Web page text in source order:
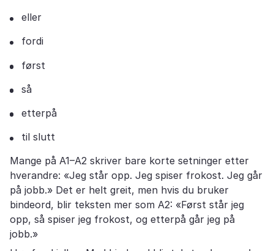
eller
fordi
først
så
etterpå
til slutt
Mange på A1–A2 skriver bare korte setninger etter
hverandre: «Jeg står opp. Jeg spiser frokost. Jeg går
på jobb.» Det er helt greit, men hvis du bruker
bindeord, blir teksten mer som A2: «Først står jeg
opp, så spiser jeg frokost, og etterpå går jeg på
jobb.»